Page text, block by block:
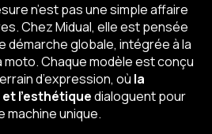
n’est pas une simple affaire
Chez Midual, elle est pensée
démarche globale, intégrée à la
Chaque modèle est conçu
d’expression, où la
l’esthétiquedialoguent pour
machine unique.